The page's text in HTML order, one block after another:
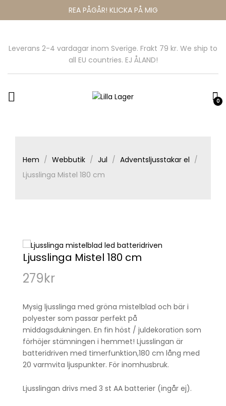
REA PÅGÅR! KLICKA PÅ MIG
Leverans 2-4 vardagar inom Sverige. Frakt 79 kr. We ship to
all EU countries. EJ ÅLAND!
0
Hem Webbutik Jul
Adventsljusstakar el
Ljusslinga Mistel 180 cm
Ljusslinga Mistel 180 cm
279kr
Mysig ljusslinga med gröna mistelblad och bär i
polyester som passar perfekt på
middagsdukningen. En fin höst / juldekoration som
förhöjer stämningen i hemmet! Ljusslingan är
batteridriven med timerfunktion,180 cm lång med
20 varmvita ljuspunkter. För inomhusbruk.
Ljusslingan drivs med 3 st AA batterier (ingår ej).